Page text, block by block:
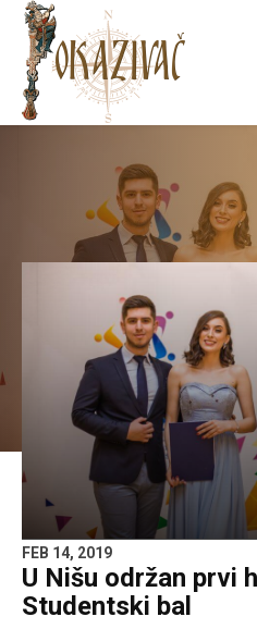
FEB 14, 2019
U Nišu održan prvi
Studentski bal